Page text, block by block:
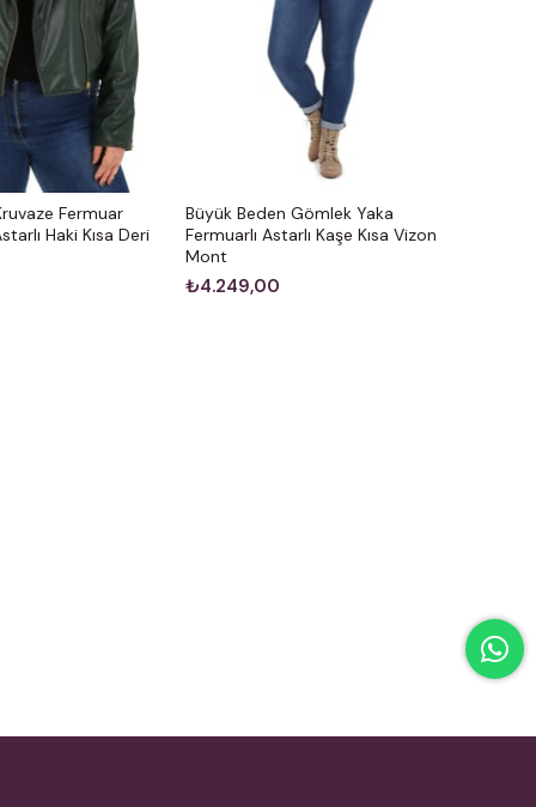
Fermuar
Haki Kısa Deri
Büyük Beden Gömlek Yaka
Fermuarlı Astarlı Kaşe Kısa Vizon
Mont
₺4.249,00